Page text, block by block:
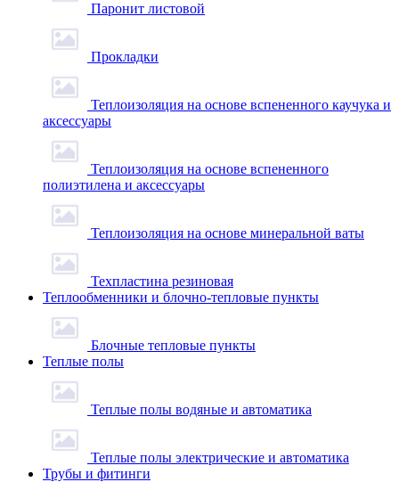
Паронит листовой
Прокладки
Теплоизоляция на основе вспененного каучука и
аксессуары
Теплоизоляция на основе вспененного
полиэтилена и аксессуары
Теплоизоляция на основе минеральной ваты
Техпластина резиновая
Теплообменники и блочно-тепловые пункты
Блочные тепловые пункты
Теплые полы
Теплые полы водяные и автоматика
Теплые полы электрические и автоматика
Трубы и фитинги